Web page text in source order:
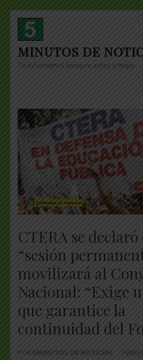
Skip
content
(Press
Enter)
MINUTOS DE
Te informamos siempre antes y mejor
CTERA se declaró
“sesión
movilizará al
Nacional: “Exige
que garantice la
continuidad del
POR 5MINUTOS DE NOTICIAS